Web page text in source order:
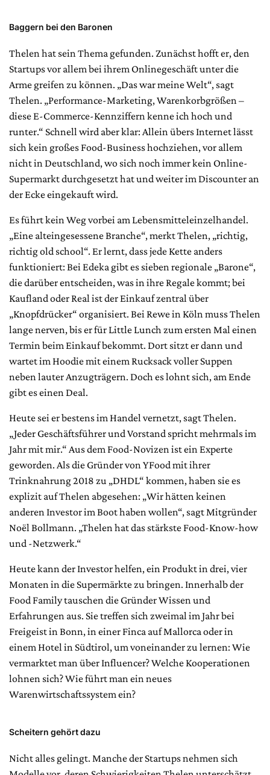
Baggern bei den Baronen
Thelen hat sein Thema gefunden. Zunächst hofft er, den
Startups vor allem bei ihrem Onlinegeschäft unter die
Arme greifen zu können. „Das war meine Welt“, sagt
Thelen. „Performance-Marketing, Warenkorbgrößen –
diese E-Commerce-Kennziffern kenne ich hoch und
runter.“ Schnell wird aber klar: Allein übers Internet lässt
sich kein großes Food-Business hochziehen, vor allem
nicht in Deutschland, wo sich noch immer kein Online-
Supermarkt durchgesetzt hat und weiter im Discounter an
der Ecke eingekauft wird.
Es führt kein Weg vorbei am Lebensmitteleinzelhandel.
„Eine alteingesessene Branche“, merkt Thelen, „richtig,
richtig old school“. Er lernt, dass jede Kette anders
funktioniert: Bei Edeka gibt es sieben regionale „Barone“,
die darüber entscheiden, was in ihre Regale kommt; bei
Kaufland oder Real ist der Einkauf zentral über
„Knopfdrücker“ organisiert. Bei Rewe in Köln muss Thelen
lange nerven, bis er für Little Lunch zum ersten Mal einen
Termin beim Einkauf bekommt. Dort sitzt er dann und
wartet im Hoodie mit einem Rucksack voller Suppen
neben lauter Anzugträgern. Doch es lohnt sich, am Ende
gibt es einen Deal.
Heute sei er bestens im Handel vernetzt, sagt Thelen.
„Jeder Geschäftsführer und Vorstand spricht mehrmals im
Jahr mit mir.“ Aus dem Food-Novizen ist ein Experte
geworden. Als die Gründer von YFood mit ihrer
Trinknahrung 2018 zu „DHDL“ kommen, haben sie es
explizit auf Thelen abgesehen: „Wir hätten keinen
anderen Investor im Boot haben wollen“, sagt Mitgründer
Noël Bollmann. „Thelen hat das stärkste Food-Know-how
und -Netzwerk.“
Heute kann der Investor helfen, ein Produkt in drei, vier
Monaten in die Supermärkte zu bringen. Innerhalb der
Food Family tauschen die Gründer Wissen und
Erfahrungen aus. Sie treffen sich zweimal im Jahr bei
Freigeist in Bonn, in einer Finca auf Mallorca oder in
einem Hotel in Südtirol, um voneinander zu lernen: Wie
vermarktet man über Influencer? Welche Kooperationen
lohnen sich? Wie führt man ein neues
Warenwirtschaftssystem ein?
Scheitern gehört dazu
Nicht alles gelingt. Manche der Startups nehmen sich